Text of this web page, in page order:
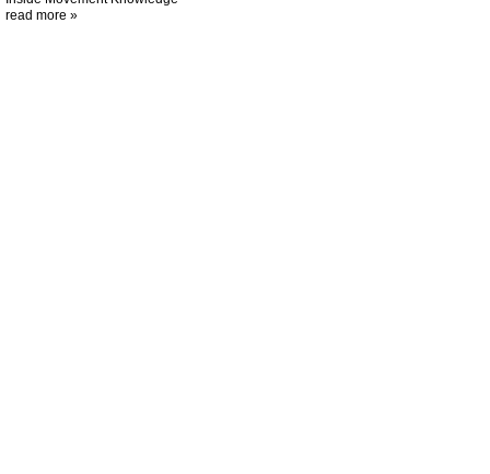
read more »